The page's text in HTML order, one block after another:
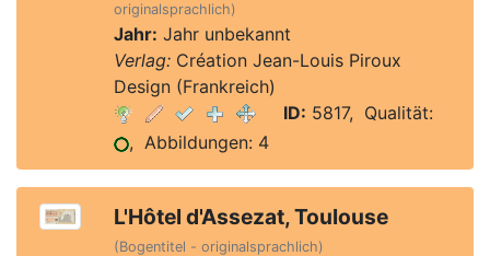
originalsprachlich)
Jahr: Jahr unbekannt
Verlag:Création Jean-Louis Piroux
Design (Frankreich)
ID: 5817, Qualität:
, Abbildungen: 4
L'Hôtel d'Assezat, Toulouse
(Bogentitel - originalsprachlich)